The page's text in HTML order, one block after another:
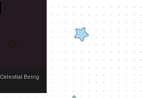
Celestial Being